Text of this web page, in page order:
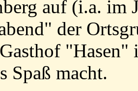
auf (i.a. im
der
Spaß macht.